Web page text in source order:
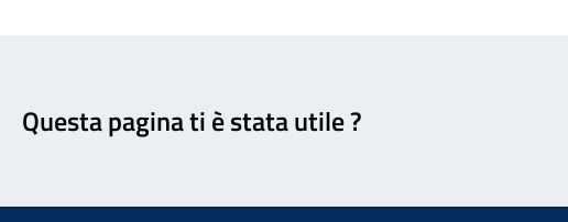
Questa pagina ti è stata utile ?